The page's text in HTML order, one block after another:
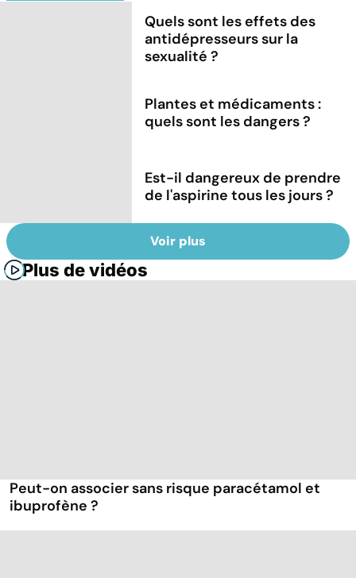
Quels sont les effets des
antidépresseurs sur la
sexualité ?
Plantes et médicaments :
quels sont les dangers ?
Est-il dangereux de prendre
de l'aspirine tous les jours ?
Voir plus
Plus de vidéos
Peut-on associer sans risque paracétamol et
ibuprofène ?